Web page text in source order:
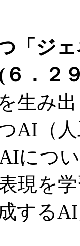
「ジ
６．
生み
AI（
につ
現を
する